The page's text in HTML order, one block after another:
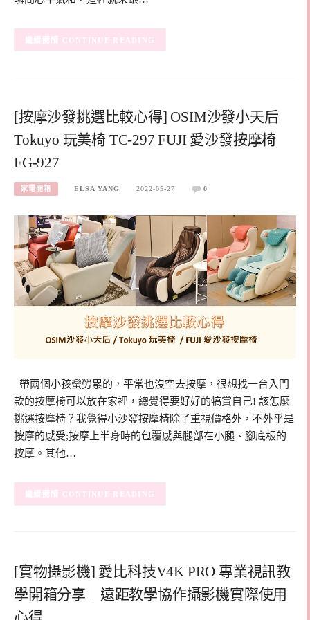
CONTINUE READING
[按摩沙發挑選比較心得] OSIM沙發小天后
Tokuyo 玩美椅 TC-297 FUJI 愛沙發按摩椅
FG-927
家電開箱 ELSA YANG 2022-05-27 0
帶兩個小孩蠻勞累的，平常也沒空去按摩，很想找一台入門
款的按摩椅可以放在家裡，總覺得要好好的犒賞自己! 該怎麼
挑選按摩椅？我覺得小沙發按摩椅除了重視價格外，不外乎是
按摩的感受;按摩上半身時的包覆感與腿部在小腿、腳底板的
按摩。其他…
CONTINUE READING
[實物攝影機] 愛比科技V4K PRO 專業視訊教
學開箱分享｜遠距教學協作攝影機實際使用